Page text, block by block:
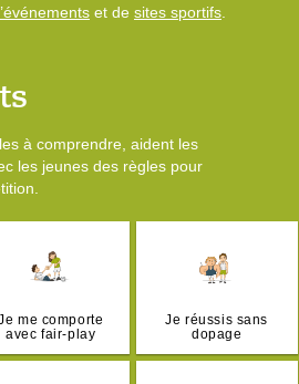
et de sites sportifs
à comprendre, aident les
les jeunes des règles pour
me comporte
avec fair-play
Je réussis sans
dopage